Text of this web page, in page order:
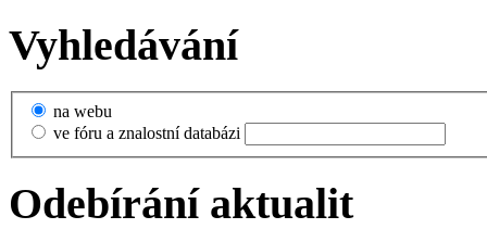
Vyhledávání
na webu
ve fóru a znalostní databázi
Odebírání aktualit